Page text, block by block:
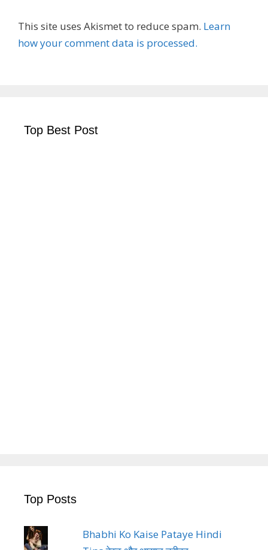
This site uses Akismet to reduce spam. Learn
how your comment data is processed.
Top Best Post
Top Posts
Bhabhi Ko Kaise Pataye Hindi